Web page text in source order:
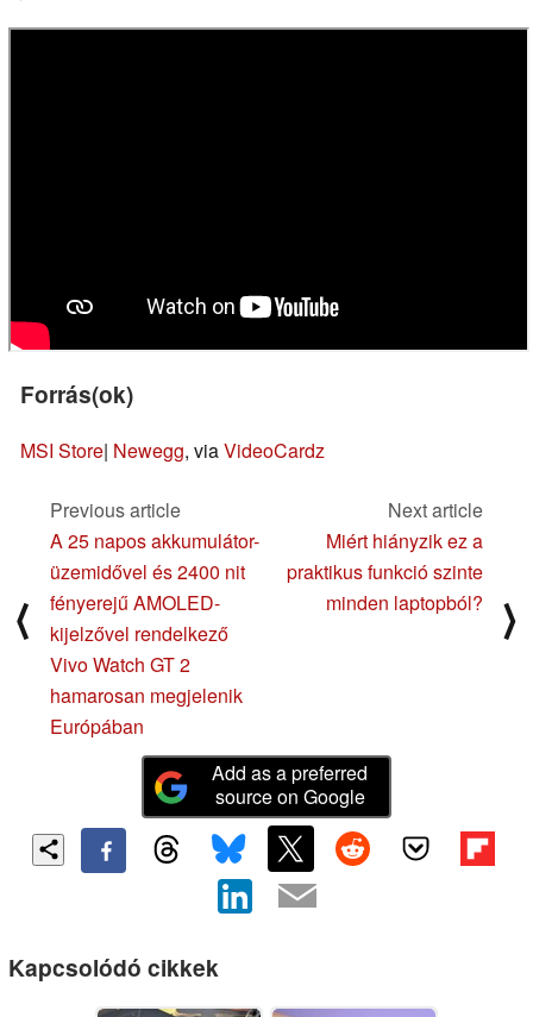
Forrás(ok)
MSI Store| Newegg, viaVideoCardz
⟨
Previous article
A 25 napos akkumulátor-
üzemidővel és 2400 nit
fényerejű AMOLED-
kijelzővel rendelkező
Vivo Watch GT 2
hamarosan megjelenik
Európában
Next article
Miért hiányzik ez a
praktikus funkció szinte
minden laptopból?
⟩
Add as a preferred
source on Google
Kapcsolódó cikkek